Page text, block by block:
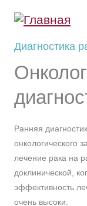
Диагностика
Ранняя
онкологического
лечение рака на
доклинической,
эффективность
очень высоки.